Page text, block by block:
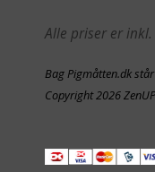
Alle priser er inkl.
Bag Pigmåtten.dk
Copyright 2026 ZenUP